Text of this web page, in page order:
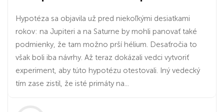
Hypotéza sa objavila už pred niekoľkými desiatkami
rokov: na Jupiteri a na Saturne by mohli panovať také
podmienky, že tam možno prší hélium. Desaťročia to
však boli iba návrhy. Až teraz dokázali vedci vytvoriť
experiment, aby túto hypotézu otestovali. Iný vedecký
tím zase zistil, že isté primáty na...